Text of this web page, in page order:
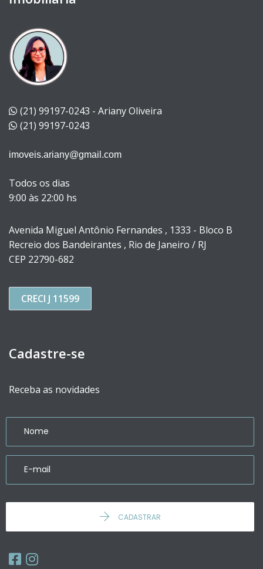
(21) 99197-0243 - Ariany Oliveira
(21) 99197-0243
imoveis.ariany@gmail.com
Todos os dias
9:00 às 22:00 hs
Avenida Miguel Antônio Fernandes , 1333 - Bloco B
Recreio dos Bandeirantes , Rio de Janeiro / RJ
CEP 22790-682
CRECI J 11599
Cadastre-se
Receba as novidades
CADASTRAR